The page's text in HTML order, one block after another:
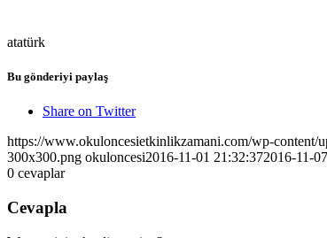
atatürk
Bu gönderiyi paylaş
Share on Twitter
https://www.okuloncesietkinlikzamani.com/wp-content/
300x300.png okuloncesi2016-11-01 21:32:372016-11-
0 cevaplar
Cevapla